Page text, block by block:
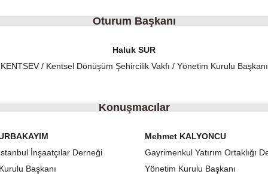
Oturum Başkanı
Haluk SUR
KENTSEV / Kentsel Dönüşüm Şehircilik Vakfı / Yönetim Kurulu Başkanı
Konuşmacılar
İnşaatçılar Derneği
Başkanı
Mehmet KALYONCU
Gayrimenkul Yatırım Ortaklığı
Yönetim Kurulu Başkanı